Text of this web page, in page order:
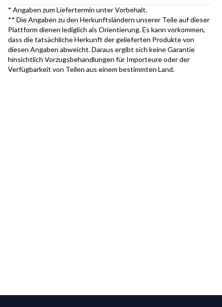
* Angaben zum Liefertermin unter Vorbehalt.
** Die Angaben zu den Herkunftsländern unserer Teile auf dieser
Plattform dienen lediglich als Orientierung. Es kann vorkommen,
dass die tatsächliche Herkunft der gelieferten Produkte von
diesen Angaben abweicht. Daraus ergibt sich keine Garantie
hinsichtlich Vorzugsbehandlungen für Importeure oder der
Verfügbarkeit von Teilen aus einem bestimmten Land.